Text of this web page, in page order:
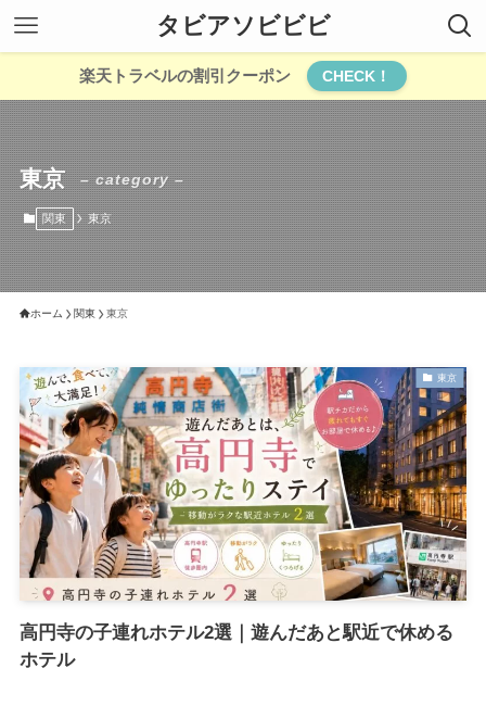
タビアソビビビ
楽天トラベルの割引クーポン CHECK！
東京 – category –
関東 東京
ホーム 関東 東京
東京
高円寺の子連れホテル2選｜遊んだあと駅近で休める
ホテル